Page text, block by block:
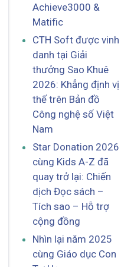
Achieve3000 &
Matific
CTH Soft được vinh
danh tại Giải
thưởng Sao Khuê
2026: Khẳng định vị
thế trên Bản đồ
Công nghệ số Việt
Nam
Star Donation 2026
cùng Kids A-Z đã
quay trở lại: Chiến
dịch Đọc sách –
Tích sao – Hỗ trợ
cộng đồng
Nhìn lại năm 2025
cùng Giáo dục Con